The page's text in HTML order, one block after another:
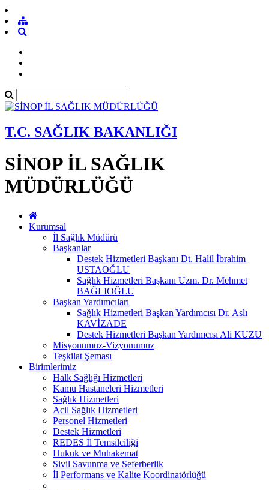
T.C. SAĞLIK BAKANLIĞI
SİNOP İL SAĞLIK
MÜDÜRLÜĞÜ
Kurumsal
İl Sağlık Müdürü
Başkanlar
Destek Hizmetleri Başkanı Dt. Halil İbrahim
USTAOĞLU
Sağlık Hizmetleri Başkanı Uzm. Dr. Mehmet
BAĞLIOĞLU
Başkan Yardımcıları
Sağlık Hizmetleri Başkan Yardımcısı Dr. Aslı
KAVİZADE
Destek Hizmetleri Başkan Yardımcısı Ali KUZU
Misyonumuz-Vizyonumuz
Teşkilat Şeması
Birimlerimiz
Halk Sağlığı Hizmetleri
Kamu Hastaneleri Hizmetleri
Sağlık Hizmetleri
Acil Sağlık Hizmetleri
Personel Hizmetleri
Destek Hizmetleri
REDES İl Temsilciliği
Hukuk ve Muhakemat
Sivil Savunma ve Seferberlik
İl Performans ve Kalite Koordinatörlüğü